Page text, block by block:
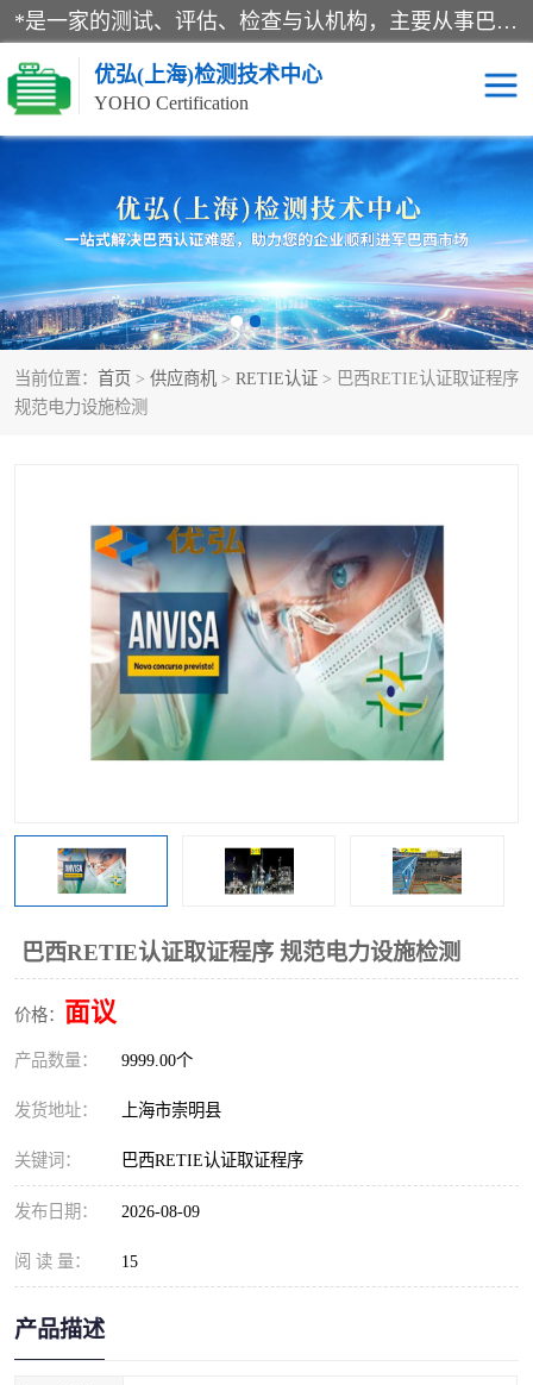
*是一家的测试、评估、检查与认机构，主要从事巴西NR10认证、NR12认证、NR13认证；ANATEL认证、INMTRO认证，欧盟CE认证：MD认证，PED认证，MID认证，ATEX认证，德国蓝色天使认证。
优弘(上海)检测技术中心
YOHO Certification
当前位置： 首页 > 供应商机 > RETIE认证 > 巴西RETIE认证取证程序
规范电力设施检测
巴西RETIE认证取证程序 规范电力设施检测
价格： 面议
产品数量： 9999.00个
发货地址： 上海市崇明县
关键词： 巴西RETIE认证取证程序
发布日期： 2026-08-09
阅 读 量： 15
产品描述
RECYCLASS认证 NR10认证
NR12认证 NR13认证
ART认证 巴西NR认证
巴西认证 RETIE认证